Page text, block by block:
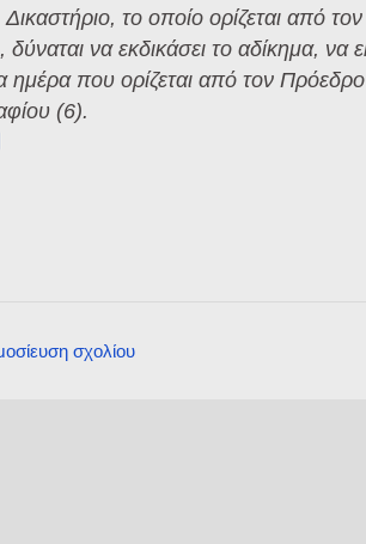
το οποίο ορίζεται από
δύναται να εκδικάσει το αδίκημα,
ημέρα που ορίζεται από τον
(6).
σχολίου